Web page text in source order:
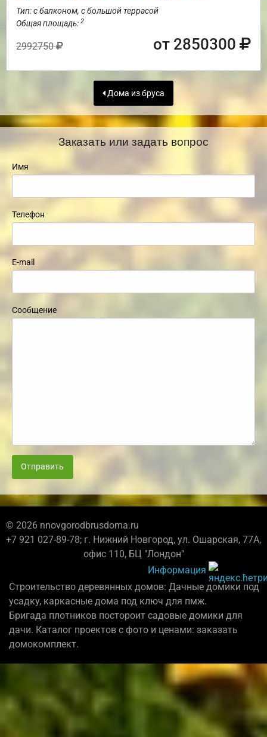
Тип: с балконом, с большой террасой
Общая площадь: 2
2992750 от 2850300
Дома из бруса
Заказать или задать вопрос
Имя
Телефон
E-mail
Сообщение
Отправить
© 2026 nnovgorodbrusdoma.ru
+7 921 027-89-78; г. Нижний Новгород, ул. Ошарская, 77А,
офис 110, БЦ "Лондон"
Информация
Строительство деревянных домов: Дачные домики под
усадку, каркасные дома под ключ для пмж.
Бригада плотников постороит садовые домики для
дачи. Каталог проектов с фото и ценами: заказать
домокомплект.